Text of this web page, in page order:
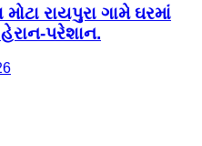
રાયપુરા ગામે ઘરમાં
હેરાન-પરેશાન.